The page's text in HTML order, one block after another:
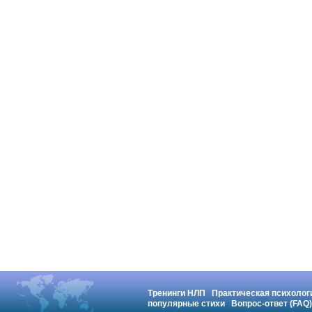
Тренинги НЛП
Практическая
популярные стихи
Вопрос-ответ (FAQ)